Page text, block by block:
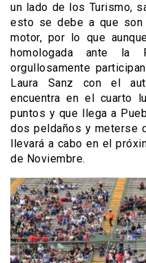
un lado de los Turismo,
esto se debe a que
motor, por lo que
homologada ante
orgullosamente
Laura Sanz con el
encuentra en el cuarto
puntos y que llega a
dos peldaños y meterse
llevará a cabo en el
de Noviembre.